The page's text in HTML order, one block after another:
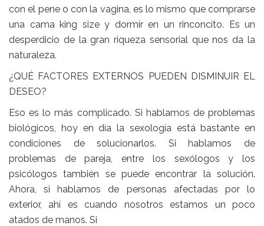
con el pene o con la vagina, es lo mismo que comprarse
una cama king size y dormir en un rinconcito. Es un
desperdicio de la gran riqueza sensorial que nos da la
naturaleza.
¿QUÉ FACTORES EXTERNOS PUEDEN DISMINUIR EL
DESEO?
Eso es lo más complicado. Si hablamos de problemas
biológicos, hoy en día la sexología está bastante en
condiciones de solucionarlos. Si hablamos de
problemas de pareja, entre los sexólogos y los
psicólogos también se puede encontrar la solución.
Ahora, si hablamos de personas afectadas por lo
exterior, ahí es cuando nosotros estamos un poco
atados de manos. Si